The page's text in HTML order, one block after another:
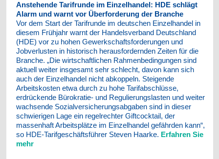
Anstehende Tarifrunde im Einzelhandel: HDE schlägt
Alarm und warnt vor Überforderung der Branche
Vor dem Start der Tarifrunde im deutschen Einzelhandel in
diesem Frühjahr warnt der Handelsverband Deutschland
(HDE) vor zu hohen Gewerkschaftsforderungen und
Jobverlusten in historisch herausfordernden Zeiten für die
Branche. „Die wirtschaftlichen Rahmenbedingungen sind
aktuell weiter insgesamt sehr schlecht, davon kann sich
auch der Einzelhandel nicht abkoppeln. Steigende
Arbeitskosten etwa durch zu hohe Tarifabschlüsse,
erdrückende Bürokratie- und Regulierungslasten und weiter
wachsende Sozialversicherungsabgaben sind in dieser
schwierigen Lage ein regelrechter Giftcocktail, der
massenhaft Arbeitsplätze im Einzelhandel gefährden kann“,
so HDE-Tarifgeschäftsführer Steven Haarke. Erfahren Sie
mehr